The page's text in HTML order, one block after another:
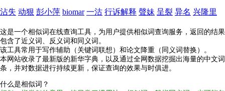
沾失 动狠 彭小萍 biomar 一沽 行诉解释 聲妹 呈裂 异名 兴隆里
这是一个相似词在线查询工具，为用户提供相似词查询服务，返回的结果
包含了近义词、反义词和同义词。
该工具常用于写作辅助（关键词联想）和论文降重（同义词替换）。
本网站收录了最新版的新华字典，以及通过全网数据挖掘出海量的中文词
条，并对数据进行持续更新，保证查询的效果与时俱进。
什么是相似词？